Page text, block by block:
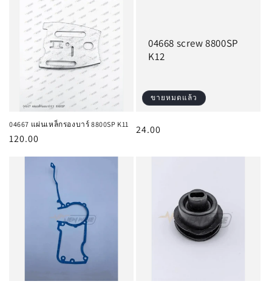
04667 แผ่นเหล็กรองบาร์ 8800SP K11
ราคา
120.00
04668 screw 8800SP
K12
ขายหมดแล้ว
ราคา
24.00